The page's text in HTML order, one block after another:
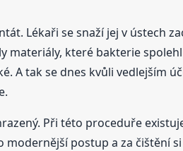
Lékaři se snaží jej v ústech
které bakterie
A tak se dnes kvůli vedlejším
Při této proceduře
postup a za čištění